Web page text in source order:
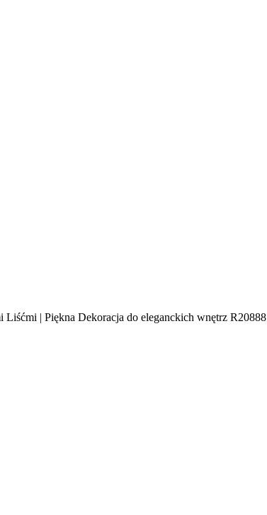
| Piękna Dekoracja do eleganckich wnętrz R20888